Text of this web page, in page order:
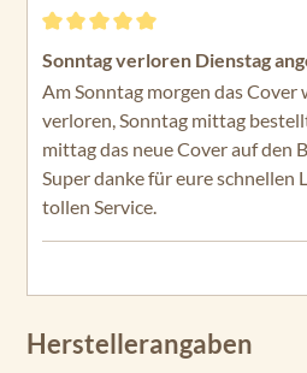
Bewertung mit 5 von 5 Sternen
Sonntag verloren Dienstag
Am Sonntag morgen das
verloren, Sonntag mittag
mittag das neue Cover auf den
Super danke für eure schnellen
tollen Service.
Herstellerangaben